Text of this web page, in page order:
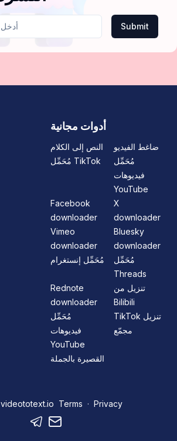
Submit
أدوات مجانية
النص إلى الكلام
ضاغط الفيديو
مُحَمِّل TikTok
مُحَمِّل
فيديوهات
YouTube
Facebook
downloader
X
downloader
Vimeo
downloader
Bluesky
downloader
مُحَمِّل إنستغرام
مُحَمِّل
Threads
Rednote
downloader
تنزيل من
Bilibili
مُحَمِّل
فيديوهات
YouTube
القصيرة بالجملة
TikTok تنزيل
مجمّع
videototext.io Terms · Privacy
Telegram
Mail